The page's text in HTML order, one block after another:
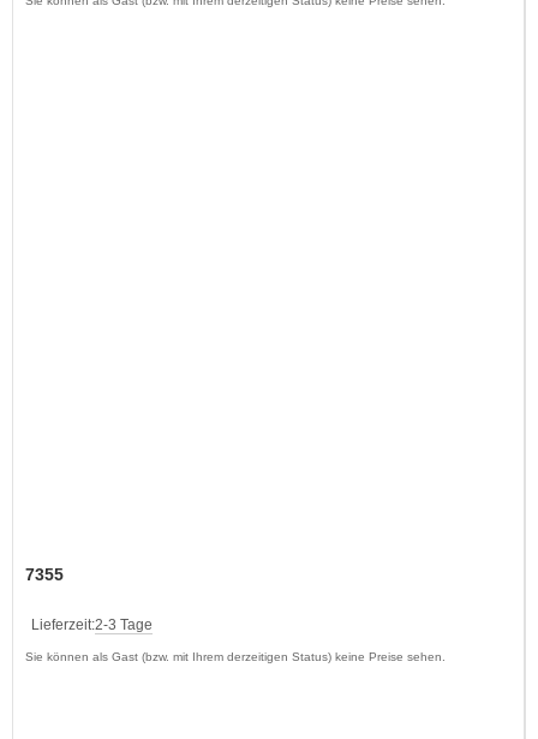
7355
Lieferzeit:2-3 Tage
Sie können als Gast (bzw. mit Ihrem derzeitigen Status) keine Preise sehen.